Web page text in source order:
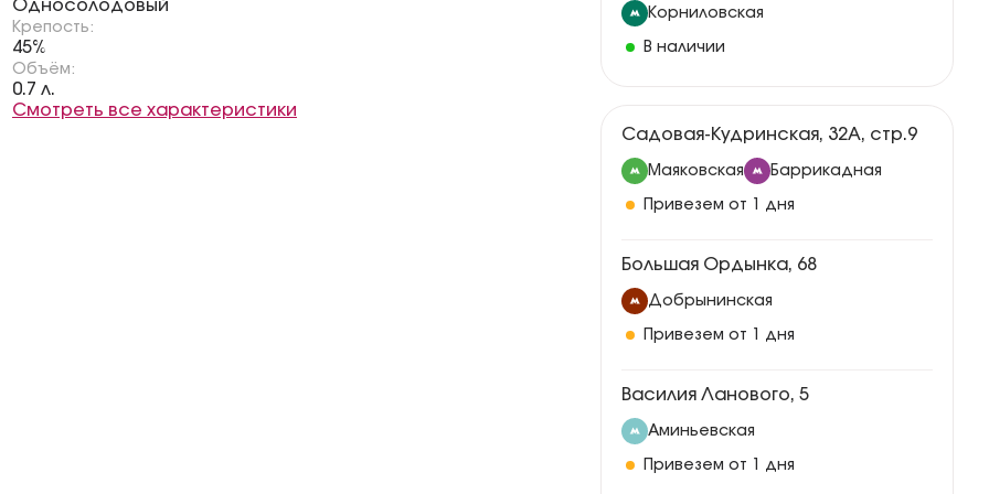
Односолодовый
Крепость:
45%
Объём:
0.7 л.
Смотреть все характеристики
Корниловская
В наличии
Садовая-Кудринская, 32А, стр.9
Маяковская Баррикадная
Привезем от 1 дня
Большая Ордынка, 68
Добрынинская
Привезем от 1 дня
Василия Ланового, 5
Аминьевская
Привезем от 1 дня